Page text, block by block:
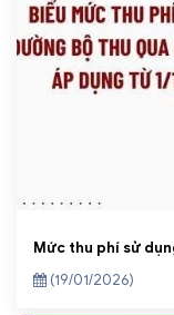
Mức thu phí sử
(19/01/2026)